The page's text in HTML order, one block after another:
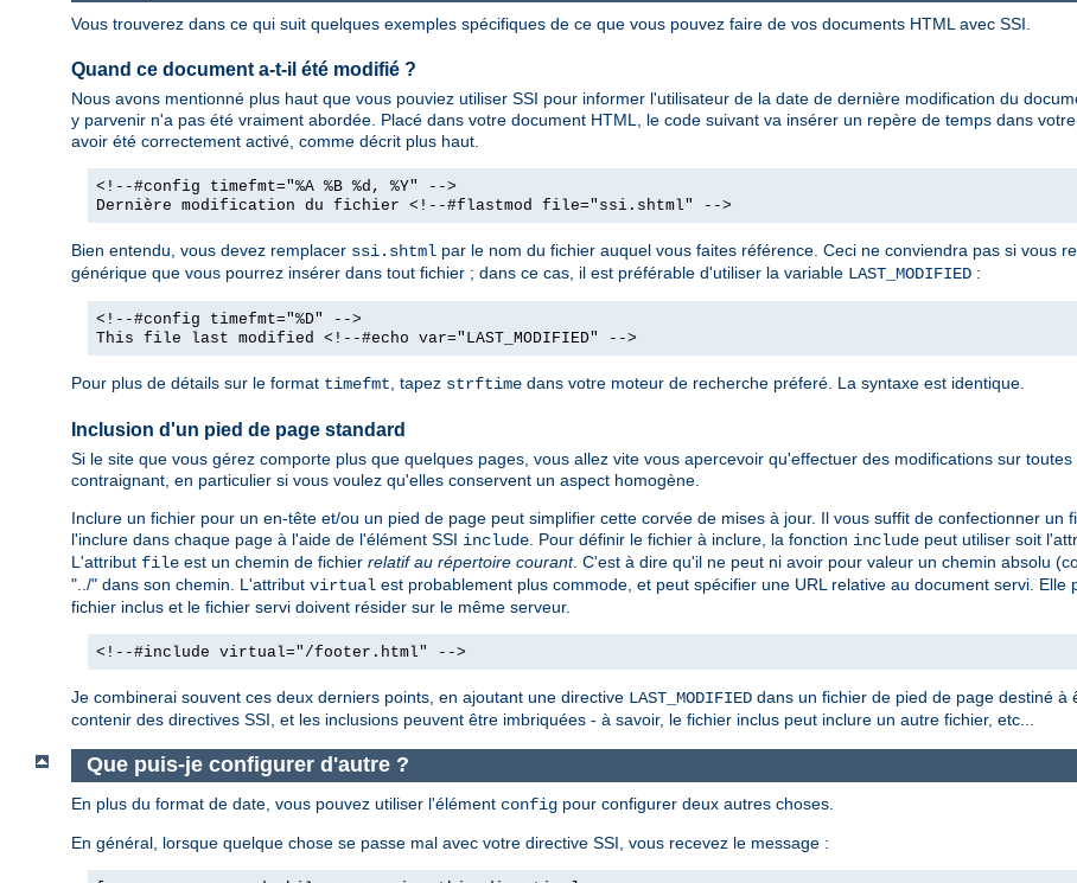
Vous trouverez dans ce qui suit quelques exemples spécifiques de ce que vous pouvez faire de vos documents HTML avec SSI.
Quand ce document a-t-il été modifié ?
Nous avons mentionné plus haut que vous pouviez utiliser SSI pour informer l'utilisateur de la date de dernière modification du
y parvenir n'a pas été vraiment abordée. Placé dans votre document HTML, le code suivant va insérer un repère de temps dans
avoir été correctement activé, comme décrit plus haut.
<!--#config timefmt="%A %B %d, %Y" -->
Dernière modification du fichier <!--#flastmod file="ssi.shtml" -->
Bien entendu, vous devez remplacer ssi.shtml par le nom du fichier auquel vous faites référence. Ceci ne conviendra pas si vous
générique que vous pourrez insérer dans tout fichier ; dans ce cas, il est préférable d'utiliser la variable LAST_MODIFIED :
<!--#config timefmt="%D" -->
This file last modified <!--#echo var="LAST_MODIFIED" -->
Pour plus de détails sur le format timefmt , tapez strftime dans votre moteur de recherche préferé. La syntaxe est identique.
Inclusion d'un pied de page standard
Si le site que vous gérez comporte plus que quelques pages, vous allez vite vous apercevoir qu'effectuer des modifications sur
contraignant, en particulier si vous voulez qu'elles conservent un aspect homogène.
Inclure un fichier pour un en-tête et/ou un pied de page peut simplifier cette corvée de mises à jour. Il vous suffit de confectionner un
l'inclure dans chaque page à l'aide de l'élément SSI include. Pour définir le fichier à inclure, la fonction include peut utiliser soit
L'attribut file est un chemin de fichier relatif au répertoire courant. C'est à dire qu'il ne peut ni avoir pour valeur un chemin absolu
"../" dans son chemin. L'attribut virtual est probablement plus commode, et peut spécifier une URL relative au document servi. Elle
fichier inclus et le fichier servi doivent résider sur le même serveur.
<!--#include virtual="/footer.html" -->
Je combinerai souvent ces deux derniers points, en ajoutant une directive LAST_MODIFIED dans un fichier de pied de page destiné à
contenir des directives SSI, et les inclusions peuvent être imbriquées - à savoir, le fichier inclus peut inclure un autre fichier, etc...
Que puis-je configurer d'autre ?
En plus du format de date, vous pouvez utiliser l'élément config pour configurer deux autres choses.
En général, lorsque quelque chose se passe mal avec votre directive SSI, vous recevez le message :